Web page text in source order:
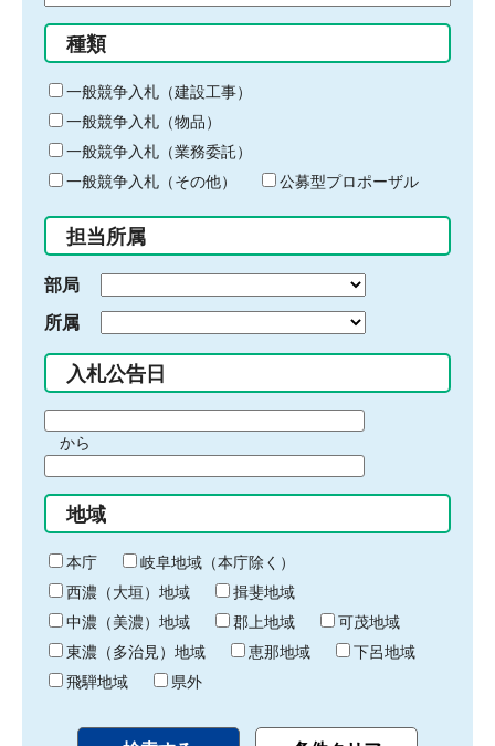
る
キ
ー
ワ
ー
ド
入
力
種類
一般競争入札（建設工事）
一般競争入札（物品）
一般競争入札（業務委託）
一般競争入札（その他）
公募型プロポーザル
担当所属
部局
所属
入札公告日
間
始
り
から
間
終
わ
り
地域
本庁
岐阜地域（本庁除く）
西濃（大垣）地域
揖斐地域
中濃（美濃）地域
郡上地域
可茂地域
東濃（多治見）地域
恵那地域
下呂地域
飛騨地域
県外